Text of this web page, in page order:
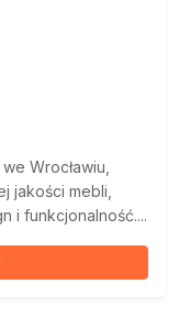
Wrocławiu,
jakości mebli,
i funkcjonalność....